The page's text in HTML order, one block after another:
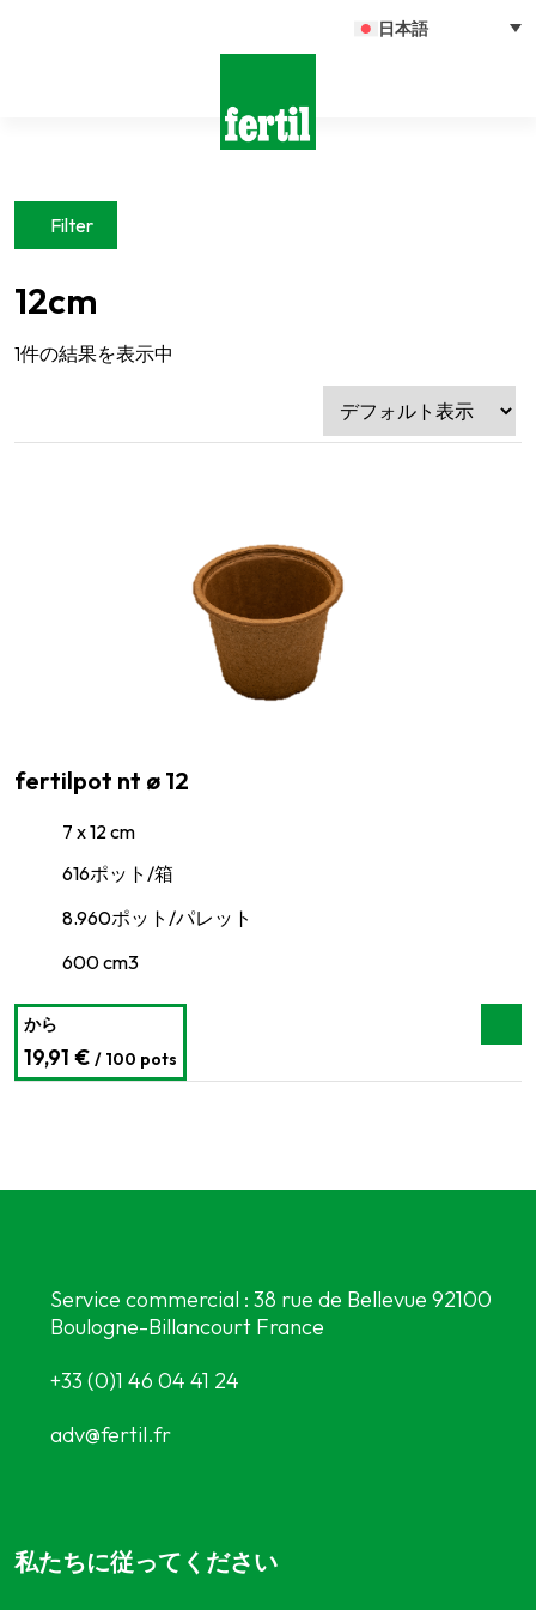
日本語
Filter
12cm
1件の結果を表示中
fertilpot nt ø 12
7 x 12 cm
616ポット/箱
8.960ポット/パレット
600 cm3
から
19,91 € / 100 pots
Service commercial : 38 rue de Bellevue 92100
Boulogne-Billancourt France
+33 (0)1 46 04 41 24
adv@fertil.fr
私たちに従ってください